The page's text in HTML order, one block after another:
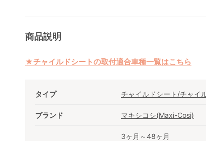
商品説明
★チャイルドシートの取付適合車種一覧はこちら
タイプ チャイルドシート/チャイ
ブランド マキシコシ(Maxi-Cosi)
3ヶ月～48ヶ月